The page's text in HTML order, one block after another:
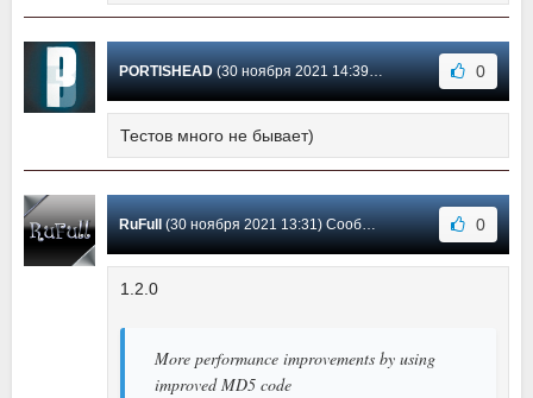
PORTISHEAD(30 ноября 2021 14:39) Сообщение #2 0
Тестов много не бывает)
RuFull (30 ноября 2021 13:31) Сообщение #1 0
1.2.0
More performance improvements by using
improved MD5 code